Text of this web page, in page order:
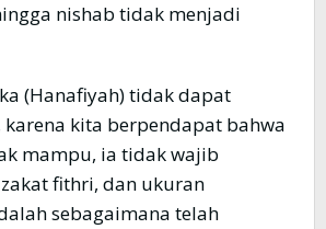
nishab tidak menjadi
(Hanafiyah) tidak dapat
kita berpendapat bahwa
mampu, ia tidak wajib
fithri, dan ukuran
sebagaimana telah